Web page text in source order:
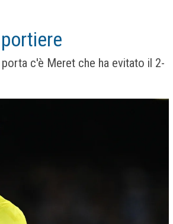
c'è Meret che ha evitato il 2-